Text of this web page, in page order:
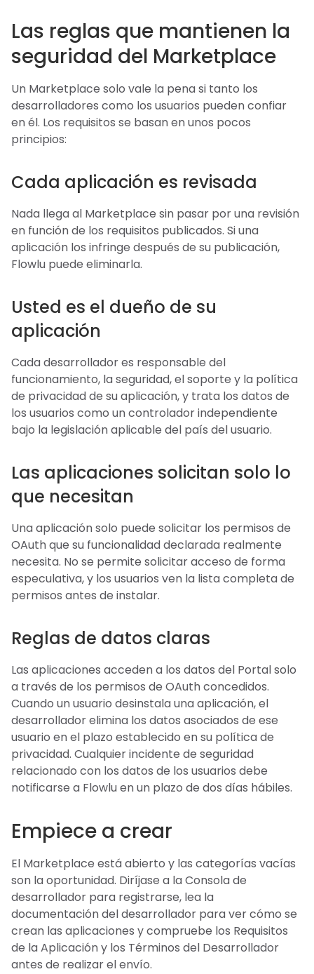
Las reglas que mantienen la
seguridad del Marketplace
Un Marketplace solo vale la pena si tanto los
desarrolladores como los usuarios pueden confiar
en él. Los requisitos se basan en unos pocos
principios:
Cada aplicación es revisada
Nada llega al Marketplace sin pasar por una revisión
en función de los requisitos publicados. Si una
aplicación los infringe después de su publicación,
Flowlu puede eliminarla.
Usted es el dueño de su
aplicación
Cada desarrollador es responsable del
funcionamiento, la seguridad, el soporte y la política
de privacidad de su aplicación, y trata los datos de
los usuarios como un controlador independiente
bajo la legislación aplicable del país del usuario.
Las aplicaciones solicitan solo lo
que necesitan
Una aplicación solo puede solicitar los permisos de
OAuth que su funcionalidad declarada realmente
necesita. No se permite solicitar acceso de forma
especulativa, y los usuarios ven la lista completa de
permisos antes de instalar.
Reglas de datos claras
Las aplicaciones acceden a los datos del Portal solo
a través de los permisos de OAuth concedidos.
Cuando un usuario desinstala una aplicación, el
desarrollador elimina los datos asociados de ese
usuario en el plazo establecido en su política de
privacidad. Cualquier incidente de seguridad
relacionado con los datos de los usuarios debe
notificarse a Flowlu en un plazo de dos días hábiles.
Empiece a crear
El Marketplace está abierto y las categorías vacías
son la oportunidad. Diríjase a la Consola de
desarrollador para registrarse, lea la
documentación del desarrollador para ver cómo se
crean las aplicaciones y compruebe los Requisitos
de la Aplicación y los Términos del Desarrollador
antes de realizar el envío.